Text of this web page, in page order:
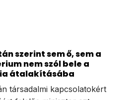
szerint sem ő, sem a
nem szól bele a
átalakításába
társadalmi kapcsolatokért